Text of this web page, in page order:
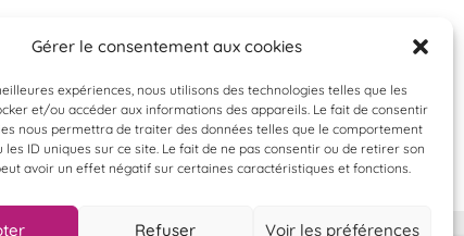
Gérer le consentement aux cookies
expériences, nous utilisons des technologies telles que les
et/ou accéder aux informations des appareils. Le fait de consentir
nous permettra de traiter des données telles que le comportement
les ID uniques sur ce site. Le fait de ne pas consentir ou de retirer son
avoir un effet négatif sur certaines caractéristiques et fonctions.
Refuser Voir les préférences